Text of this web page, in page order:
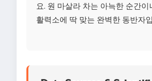
요. 원 마살라 차는 아늑한 순간이
활력소에 딱 맞는 완벽한 동반자